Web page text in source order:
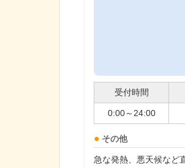
受付時間
0:00～24:00
その他
急な発熱、悪天候など